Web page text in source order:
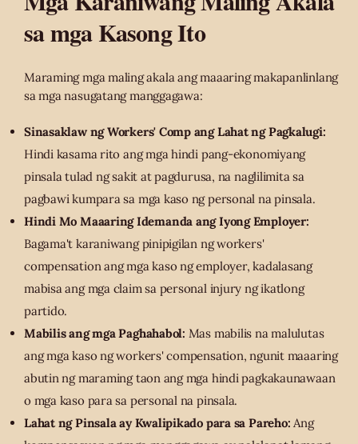
sa mga Kasong Ito
Maraming mga maling akala ang maaaring makapanlinlang
sa mga nasugatang manggagawa:
Sinasaklaw ng Workers' Comp ang Lahat ng Pagkalugi:
Hindi kasama rito ang mga hindi pang-ekonomiyang
pinsala tulad ng sakit at pagdurusa, na naglilimita sa
pagbawi kumpara sa mga kaso ng personal na pinsala.
Hindi Mo Maaaring Idemanda ang Iyong Employer:
Bagama't karaniwang pinipigilan ng workers'
compensation ang mga kaso ng employer, kadalasang
mabisa ang mga claim sa personal injury ng ikatlong
partido.
Mabilis ang mga Paghahabol: Mas mabilis na malulutas
ang mga kaso ng workers' compensation, ngunit maaaring
abutin ng maraming taon ang mga hindi pagkakaunawaan
o mga kaso para sa personal na pinsala.
Lahat ng Pinsala ay Kwalipikado para sa Pareho: Ang